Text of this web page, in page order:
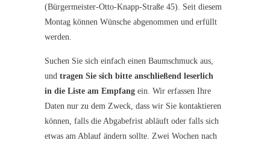
(Bürgermeister-Otto-Knapp-Straße 45). Seit diesem
Montag können Wünsche abgenommen und erfüllt
werden.
Suchen Sie sich einfach einen Baumschmuck aus,
und tragen Sie sich bitte anschließend leserlich
in die Liste am Empfang ein. Wir erfassen Ihre
Daten nur zu dem Zweck, dass wir Sie kontaktieren
können, falls die Abgabefrist abläuft oder falls sich
etwas am Ablauf ändern sollte. Zwei Wochen nach